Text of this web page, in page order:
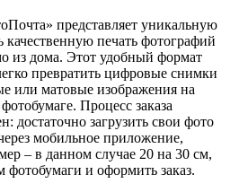
представляет уникальную
качественную печать фотографий
из дома. Этот удобный формат
превратить цифровые снимки
или матовые изображения на
Процесс заказа
достаточно загрузить свои фото
мобильное приложение,
– в данном случае 20 на 30 см,
фотобумаги и оформить заказ.